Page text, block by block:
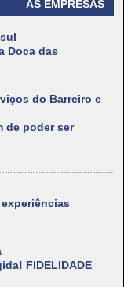
AS EMPRESAS
Doca das
do Barreiro e
de poder ser
FIDELIDADE